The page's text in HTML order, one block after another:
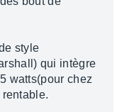
style
qui intègre
watts(pour chez